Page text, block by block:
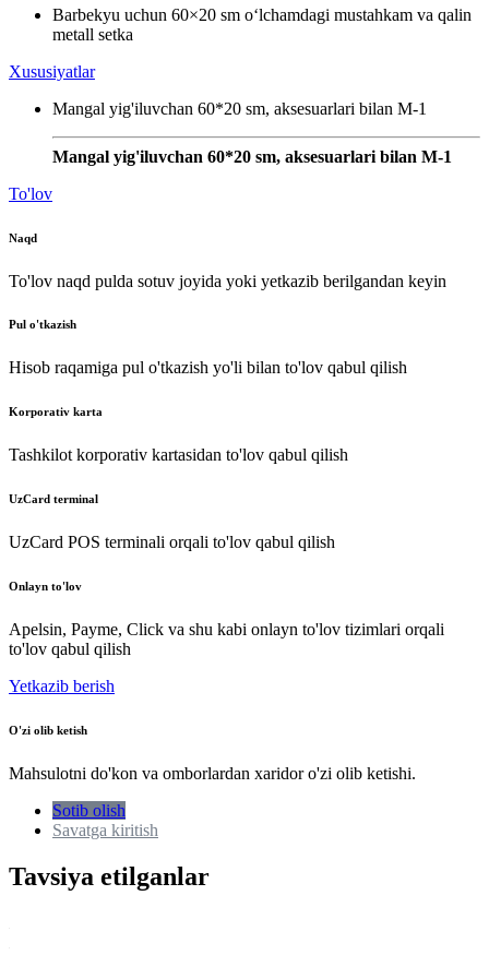
Barbekyu uchun 60×20 sm o‘lchamdagi mustahkam va qalin
metall setka
Xususiyatlar
Mangal yig'iluvchan 60*20 sm, aksesuarlari bilan M-1
Mangal yig'iluvchan 60*20 sm, aksesuarlari bilan M-1
To'lov
Naqd
To'lov naqd pulda sotuv joyida yoki yetkazib berilgandan keyin
Pul o'tkazish
Hisob raqamiga pul o'tkazish yo'li bilan to'lov qabul qilish
Korporativ karta
Tashkilot korporativ kartasidan to'lov qabul qilish
UzCard terminal
UzCard POS terminali orqali to'lov qabul qilish
Onlayn to'lov
Apelsin, Payme, Click va shu kabi onlayn to'lov tizimlari orqali
to'lov qabul qilish
Yetkazib berish
O'zi olib ketish
Mahsulotni do'kon va omborlardan xaridor o'zi olib ketishi.
Sotib olish
Savatga kiritish
Tavsiya etilganlar